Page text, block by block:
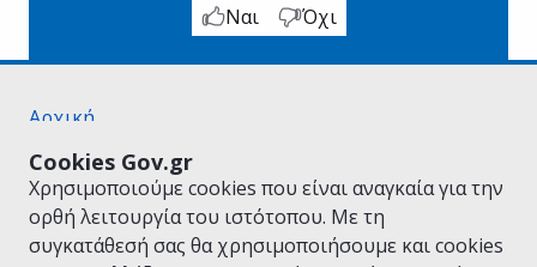
Cookies Gov.gr
Χρησιμοποιούμε cookies που είναι αναγκαία για την
ορθή λειτουργία του ιστότοπου. Με τη
συγκατάθεσή σας θα χρησιμοποιήσουμε και cookies
Ναι
Όχι
Αρχική
Όροι Χρήσης
Πολιτική Απορρήτου
Δήλωση προσβασιμότητας
Πολιτική cookies